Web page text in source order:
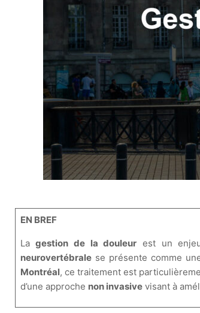
EN BREF
Lagestion de la douleur est un
neurovertébralese présente comme
Montréal, ce traitement est
d’une approche non invasivevisant à